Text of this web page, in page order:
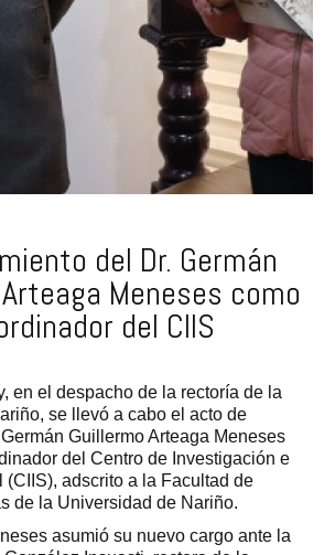
del Dr. Germán
Meneses como
del CIIS
en el despacho de la rectoría de la
se llevó a cabo el acto de
Guillermo Arteaga Meneses
del Centro de Investigación e
(CIIS), adscrito a la Facultad de
de la Universidad de Nariño.
asumió su nuevo cargo ante la